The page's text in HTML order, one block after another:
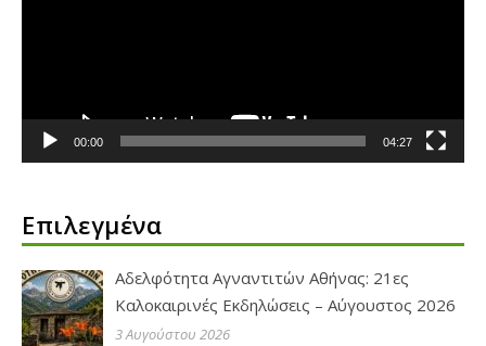
00:00 04:27
Επιλεγμένα
Αδελφότητα Αγναντιτών Αθήνας: 21ες
Καλοκαιρινές Εκδηλώσεις – Αύγουστος 2026
3 Αυγούστου 2026